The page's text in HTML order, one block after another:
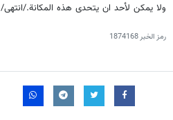
ولا يمكن لأحد ان يتحدى هذه المكانة./انتهى/
رمز الخبر1874168